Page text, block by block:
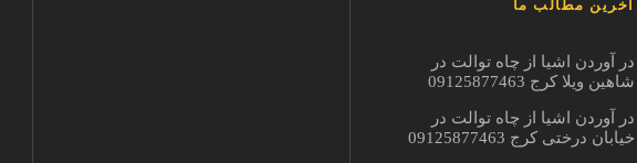
آخرین مطالب ما
در آوردن اشیا از چاه توالت در
شاهین ویلا کرج 09125877463
در آوردن اشیا از چاه توالت در
خیابان درختی کرج 09125877463